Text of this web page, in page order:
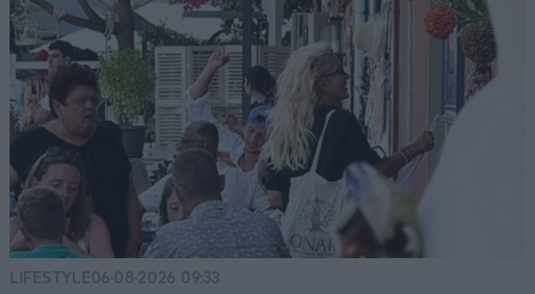
LIFESTYLE06·08·2026 09:33